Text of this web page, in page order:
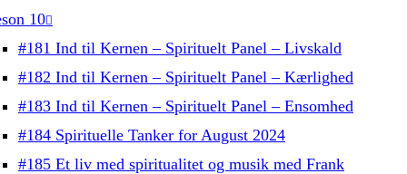
10
#181 Ind til Kernen – Spirituelt Panel – Livskald
#182 Ind til Kernen – Spirituelt Panel – Kærlighed
#183 Ind til Kernen – Spirituelt Panel – Ensomhed
#184 Spirituelle Tanker for August 2024
#185 Et liv med spiritualitet og musik med Frank